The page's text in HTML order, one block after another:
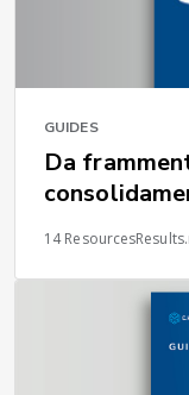
GUIDES
Da
14